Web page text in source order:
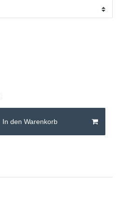
In den Warenkorb